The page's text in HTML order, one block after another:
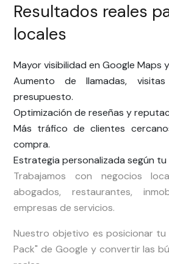
Resultados reales
locales
Mayor visibilidad en Google Maps
Aumento de llamadas,
presupuesto.
Optimización de reseñas y
Más tráfico de clientes
compra.
Estrategia personalizada según
Trabajamos con negocios
abogados, restaurantes,
empresas de servicios.
Nuestro objetivo es posicionar tu
Pack" de Google y convertir las